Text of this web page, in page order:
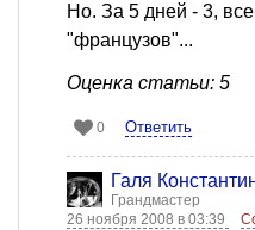
Но. За 5 дней - 3,
"французов"...
Оценка статьи: 5
0 Ответить
Галя
Грандмастер
26 ноября 2008 в 03:39